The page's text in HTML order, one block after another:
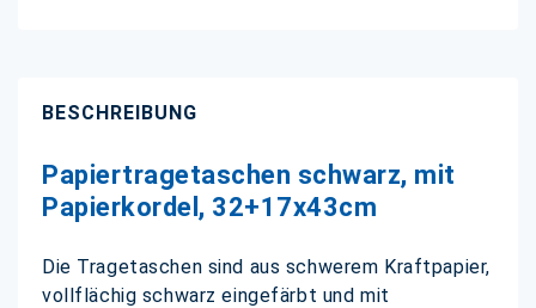
BESCHREIBUNG
Papiertragetaschen schwarz, mit
Papierkordel, 32+17x43cm
Die Tragetaschen sind aus schwerem Kraftpapier,
vollflächig schwarz eingefärbt und mit